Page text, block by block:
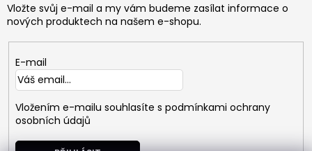
Vložte svůj e-mail a my vám budeme zasílat informace o
nových produktech na našem e-shopu.
E-mail
Vložením e-mailu souhlasíte s podmínkami ochrany
osobních údajů